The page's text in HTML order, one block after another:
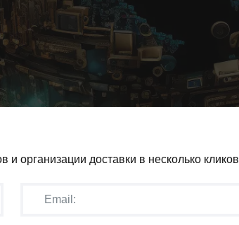
организации доставки в несколько кликов